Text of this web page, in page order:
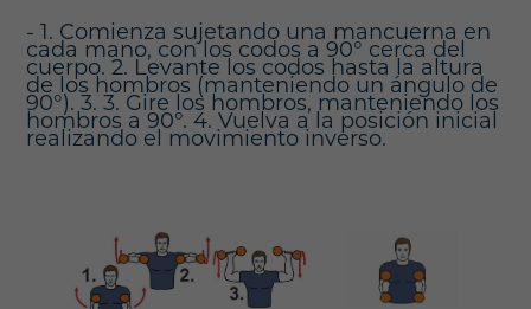
- 1. Comienza sujetando una mancuerna en
cada mano, con los codos a 90° cerca del
cuerpo. 2. Levante los codos hasta la altura
de los hombros (manteniendo un ángulo de
90°). 3. 3. Gire los hombros, manteniendo los
hombros a 90°. 4. Vuelva a la posición inicial
realizando el movimiento inverso.